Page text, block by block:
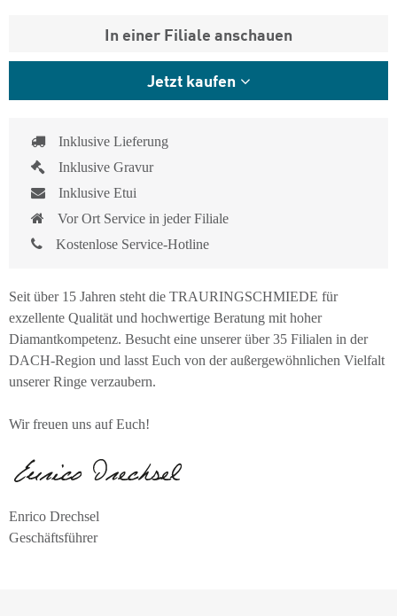
In einer Filiale anschauen
Jetzt kaufen
Inklusive Lieferung
Inklusive Gravur
Inklusive Etui
Vor Ort Service in jeder Filiale
Kostenlose Service-Hotline
Seit über 15 Jahren steht die TRAURINGSCHMIEDE für
exzellente Qualität und hochwertige Beratung mit hoher
Diamantkompetenz. Besucht eine unserer über 35 Filialen in der
DACH-Region und lasst Euch von der außergewöhnlichen Vielfalt
unserer Ringe verzaubern.
Wir freuen uns auf Euch!
Enrico Drechsel
Geschäftsführer